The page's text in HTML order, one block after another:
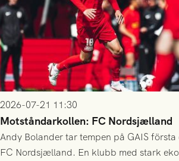
2026-07-21 11:30
Motståndarkollen: FC Nordsjælland
Andy Bolander tar tempen på GAIS
FC Nordsjælland. En klubb med stark